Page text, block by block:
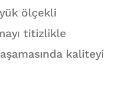
ölçekli
titizlikle
kaliteyi